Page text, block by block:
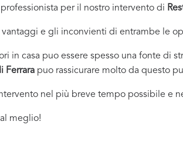
per il nostro intervento di
e gli inconvienti di entrambe le
in casa puo essere spesso una fonte di
Ferrara puo rassicurare molto da questo
nel più breve tempo possibile e
meglio!